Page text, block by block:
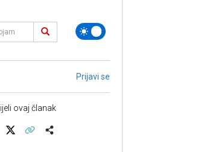
Prijavi se
ovaj članak